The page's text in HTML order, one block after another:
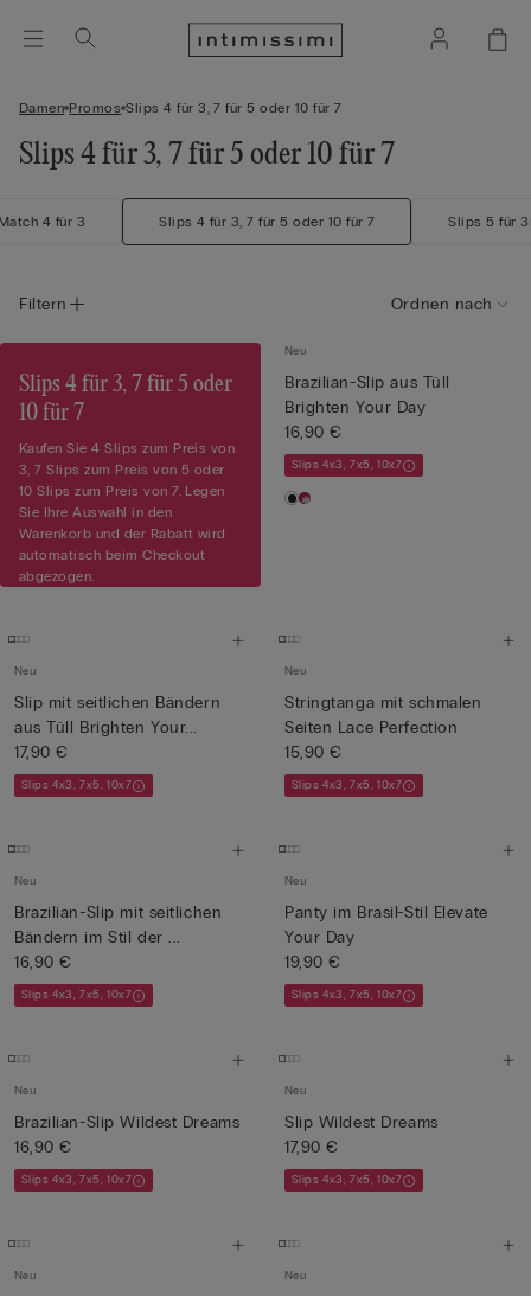
Damen Promos Slips 4 für 3, 7 für 5 oder 10 für 7
Slips 4 für 3, 7 für 5 oder 10 für 7
4 für 3 Slips 4 für 3, 7 für 5 oder 10 für 7 Slips 5 für
Filtern Ordnen nach
Slips 4 für 3, 7 für 5 oder
10 für 7
Kaufen Sie 4 Slips zum Preis von
3, 7 Slips zum Preis von 5 oder
10 Slips zum Preis von 7. Legen
Sie Ihre Auswahl in den
Warenkorb und der Rabatt wird
automatisch beim Checkout
abgezogen.
Neu
Brazilian-Slip aus Tüll
Brighten Your Day
16,90 €
Slips 4x3, 7x5, 10x7
Neu
Slip mit seitlichen Bändern
aus Tüll Brighten Your...
17,90 €
Slips 4x3, 7x5, 10x7
Neu
Stringtanga mit schmalen
Seiten Lace Perfection
15,90 €
Slips 4x3, 7x5, 10x7
Neu
Brazilian-Slip mit seitlichen
Bändern im Stil der ...
16,90 €
Slips 4x3, 7x5, 10x7
Neu
Panty im Brasil-Stil Elevate
Your Day
19,90 €
Slips 4x3, 7x5, 10x7
Neu
Brazilian-Slip Wildest Dreams
16,90 €
Slips 4x3, 7x5, 10x7
Neu
Slip Wildest Dreams
17,90 €
Slips 4x3, 7x5, 10x7
Neu Neu